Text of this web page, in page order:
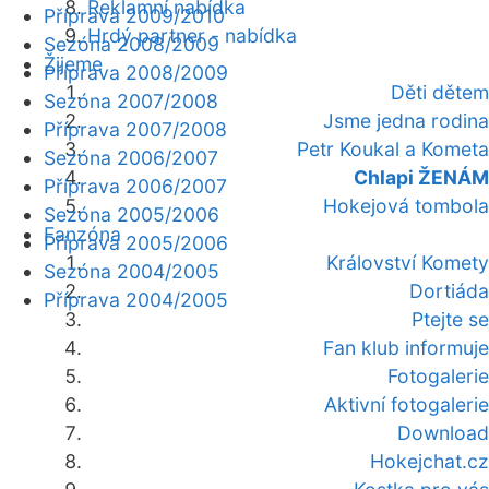
Reklamní nabídka
Hrdý partner - nabídka
Žijeme
Děti dětem
Jsme jedna rodina
Petr Koukal a Kometa
Chlapi ŽENÁM
Hokejová tombola
Fanzóna
Království Komety
Dortiáda
Ptejte se
Fan klub informuje
Fotogalerie
Aktivní fotogalerie
Download
Hokejchat.cz
Příprava 2009/2010
Sezóna 2008/2009
Příprava 2008/2009
Sezóna 2007/2008
Příprava 2007/2008
Sezóna 2006/2007
Příprava 2006/2007
Sezóna 2005/2006
Příprava 2005/2006
Sezóna 2004/2005
Příprava 2004/2005